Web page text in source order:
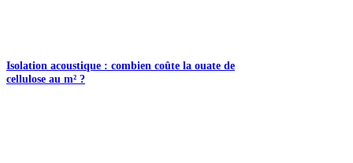
Isolation acoustique : combien coûte la ouate de
cellulose au m² ?